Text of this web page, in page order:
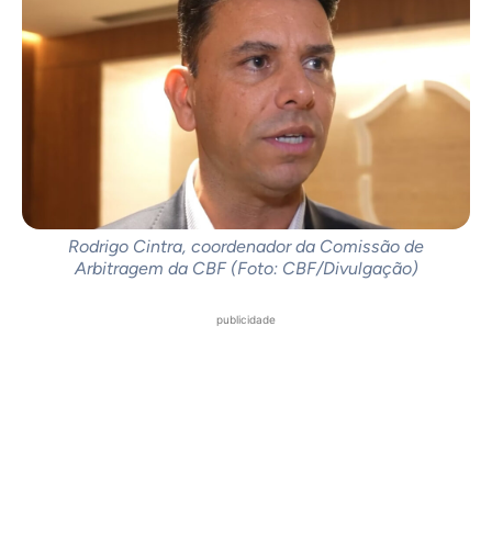
Rodrigo Cintra, coordenador da Comissão de
Arbitragem da CBF (Foto: CBF/Divulgação)
publicidade